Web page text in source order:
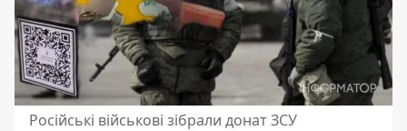
Російські військові зібрали донат ЗСУ